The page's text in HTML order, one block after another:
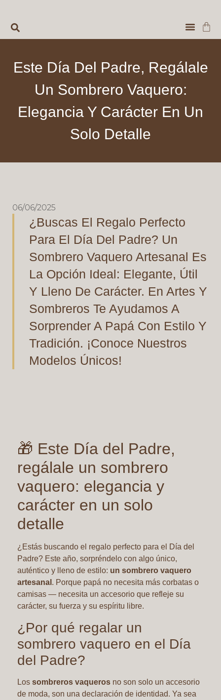
Este Día Del Padre, Regálale
Un Sombrero Vaquero:
Elegancia Y Carácter En Un
Solo Detalle
06/06/2025
¿Buscas El Regalo Perfecto
Para El Día Del Padre? Un
Sombrero Vaquero Artesanal Es
La Opción Ideal: Elegante, Útil
Y Lleno De Carácter. En Artes Y
Sombreros Te Ayudamos A
Sorprender A Papá Con Estilo Y
Tradición. ¡Conoce Nuestros
Modelos Únicos!
🎁 Este Día del Padre,
regálale un sombrero
vaquero: elegancia y
carácter en un solo
detalle
¿Estás buscando el regalo perfecto para el Día del
Padre? Este año, sorpréndelo con algo único,
auténtico y lleno de estilo: un sombrero vaquero
artesanal . Porque papá no necesita más corbatas o
camisas — necesita un accesorio que refleje su
carácter, su fuerza y su espíritu libre.
¿Por qué regalar un
sombrero vaquero en el Día
del Padre?
Los sombreros vaqueros no son solo un accesorio
de moda, son una declaración de identidad. Ya sea